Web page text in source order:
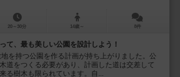
20～30分 14歳～ 8件
て、最も美しい公園を設計しよう！
地を持つ公園を作る計画が持ち上がりました。公
道をつくる必要があり、計画した道は交差して
る樹木も限られています。自...